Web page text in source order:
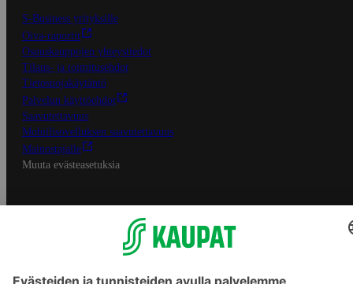
S-Business yrityksille
Oiva-raportit
Osuuskauppojen yhteystiedot
Tilaus- ja toimitusehdot
Tietosuojakäytäntö
Palvelun käyttöehdot
Saavutettavuus
Mobiilisovelluksen saavutettavuus
Mainostajalle
Muuta evästeasetuksia
S-ryhmän palvelut